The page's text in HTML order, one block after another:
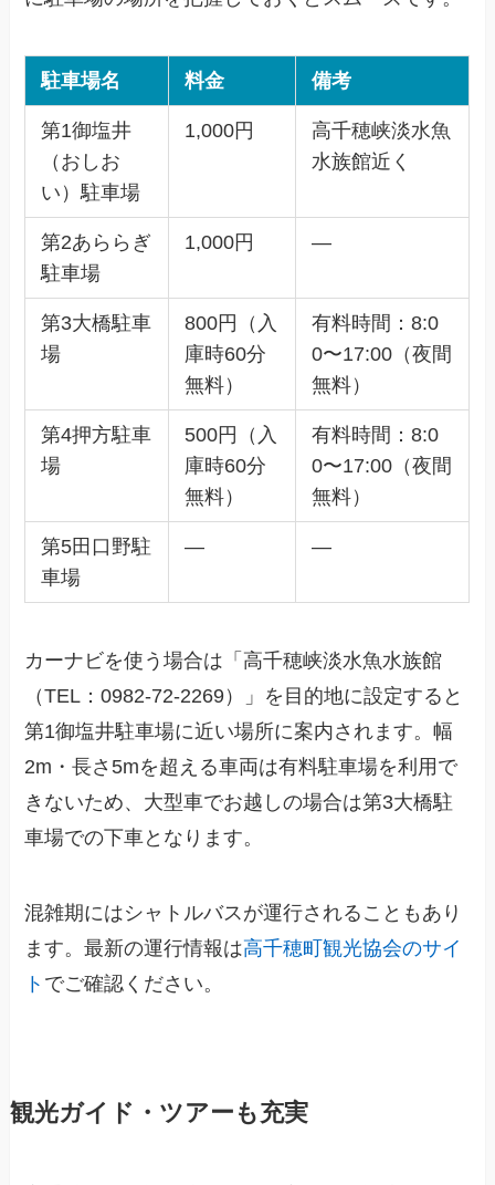
駐車場名 料金 備考
第1御塩井
（おしお
い）駐車場
1,000円
高千穂峡淡水魚
水族館近く
第2あららぎ
駐車場
1,000円 —
第3大橋駐車
場
800円（入
庫時60分
無料）
有料時間：8:0
0〜17:00（夜間
無料）
第4押方駐車
場
500円（入
庫時60分
無料）
有料時間：8:0
0〜17:00（夜間
無料）
第5田口野駐
車場
— —
カーナビを使う場合は「高千穂峡淡水魚水族館
（TEL：0982-72-2269）」を目的地に設定すると
第1御塩井駐車場に近い場所に案内されます。幅
2m・長さ5mを超える車両は有料駐車場を利用で
きないため、大型車でお越しの場合は第3大橋駐
車場での下車となります。
混雑期にはシャトルバスが運行されることもあり
ます。最新の運行情報は高千穂町観光協会のサイ
ト でご確認ください。
観光ガイド・ツアーも充実